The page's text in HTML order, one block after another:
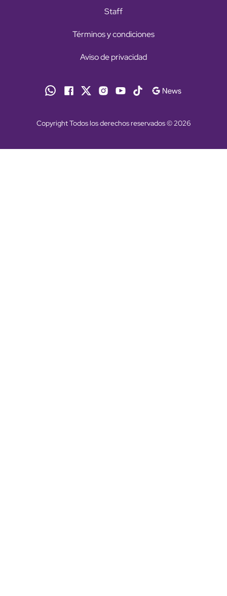
Staff
Términos y condiciones
Aviso de privacidad
Copyright Todos los derechos reservados © 2026